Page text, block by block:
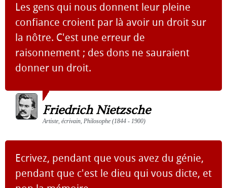
Les gens qui nous donnent leur pleine
confiance croient par là avoir un droit sur
la nôtre. C'est une erreur de
raisonnement ; des dons ne sauraient
donner un droit.
Friedrich Nietzsche
Artiste, écrivain, Philosophe (1844 - 1900)
Ecrivez, pendant que vous avez du génie,
pendant que c'est le dieu qui vous dicte, et